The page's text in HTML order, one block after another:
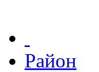
Район